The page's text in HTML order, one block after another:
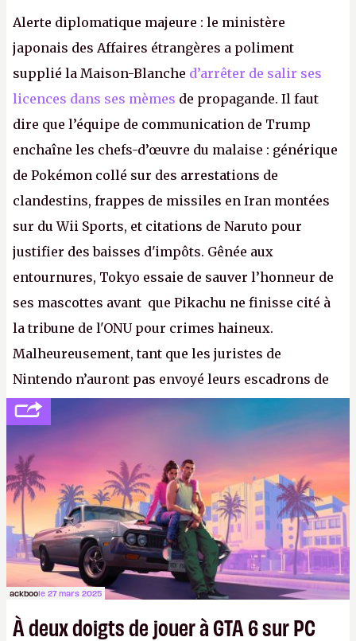
Alerte diplomatique majeure : le ministère
japonais des Affaires étrangères a poliment
supplié la Maison-Blanche d’arrêter de salir ses
licences dans ses mèmes de propagande. Il faut
dire que l’équipe de communication de Trump
enchaîne les chefs-d’œuvre du malaise : générique
de Pokémon collé sur des arrestations de
clandestins, frappes de missiles en Iran montées
sur du Wii Sports, et citations de Naruto pour
justifier des baisses d'impôts. Gênée aux
entournures, Tokyo essaie de sauver l’honneur de
ses mascottes avant que Pikachu ne finisse cité à
la tribune de l'ONU pour crimes haineux.
Malheureusement, tant que les juristes de
Nintendo n’auront pas envoyé leurs escadrons de
la mort judiciaires pour distribuer du copyright
strike à tour de bras, l'Oncle Sam continuera
d'étaler sa confiture intellectuelle sur vos
souvenirs d'enfance.P.
ackboole 27 mars 2025
À deux doigts de jouer à GTA 6 sur PC